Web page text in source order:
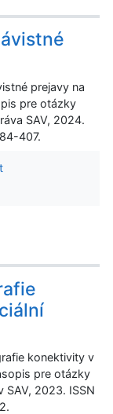
prejavy na
pre otázky
SAV, 2024.
407.
konektivity v
pre otázky
2023. ISSN